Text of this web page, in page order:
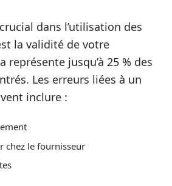
dans l’utilisation des
la validité de votre
représente jusqu’à 25 % des
Les erreurs liées à un
inclure :
chez le fournisseur